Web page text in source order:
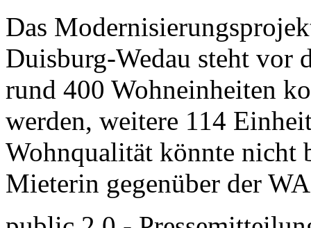
Das
Duisburg-Wedau steht vor
rund 400 Wohneinheiten
werden, weitere 114
Wohnqualität könnte nicht
Mieterin gegenüber der